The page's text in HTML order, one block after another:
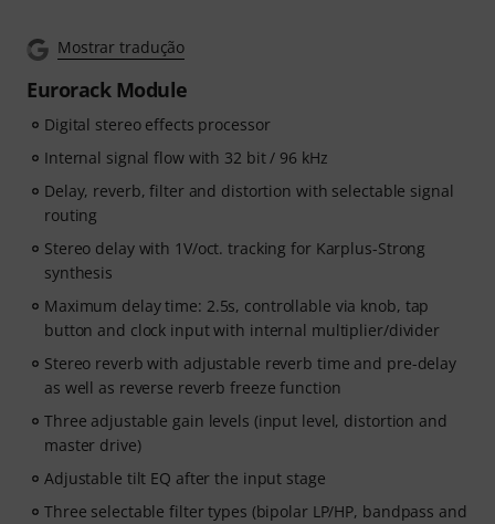
Mostrar tradução
Eurorack Module
Digital stereo effects processor
Internal signal flow with 32 bit / 96 kHz
Delay, reverb, filter and distortion with selectable signal
routing
Stereo delay with 1V/oct. tracking for Karplus-Strong
synthesis
Maximum delay time: 2.5s, controllable via knob, tap
button and clock input with internal multiplier/divider
Stereo reverb with adjustable reverb time and pre-delay
as well as reverse reverb freeze function
Three adjustable gain levels (input level, distortion and
master drive)
Adjustable tilt EQ after the input stage
Three selectable filter types (bipolar LP/HP, bandpass and